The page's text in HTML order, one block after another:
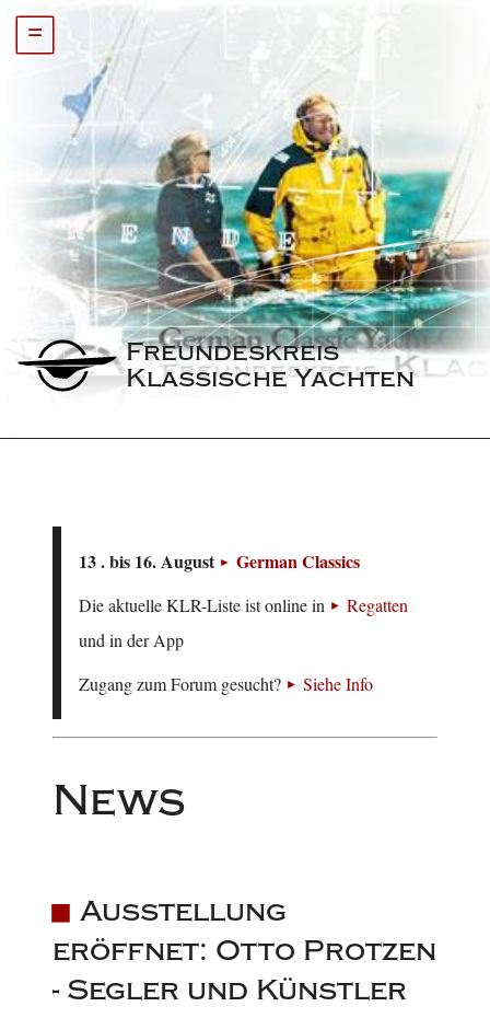
=
Freundeskreis
Klassische Yachten
13 . bis 16. August German Classics
Die aktuelle KLR-Liste ist online in
Regatten
und in der App
Zugang zum Forum gesucht?
Siehe Info
News
Ausstellung
eröffnet: Otto Protzen
- Segler und Künstler